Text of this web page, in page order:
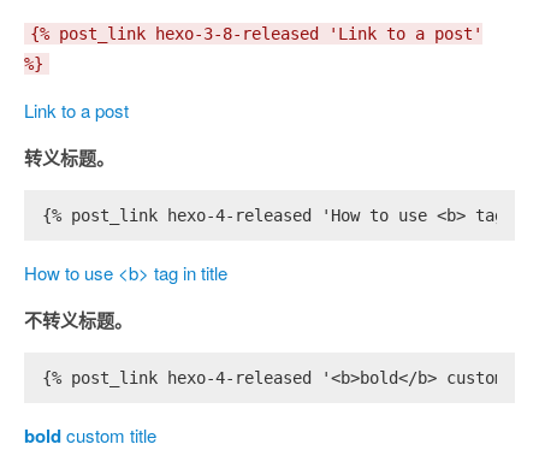
{% post_link hexo-3-8-released 'Link to a post'
%}
Link to a post
转义标题。
{% post_link hexo-4-released 'How to use <b> tag
How to use <b> tag in title
不转义标题。
{% post_link hexo-4-released '<b>bold</b> custom
boldcustom title